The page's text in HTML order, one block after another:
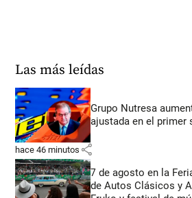
Las más leídas
Grupo Nutresa
ajustada en el primer
hace 46 minutos share
7 de agosto en la
de Autos Clásicos y